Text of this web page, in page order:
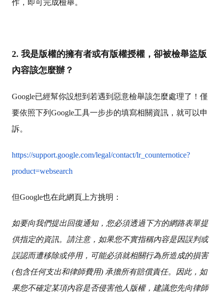
作，即可完成檢舉。
2. 我是版權的擁有者或有版權授權，卻被檢舉盜版
內容該怎麼辦？
Google已經幫你設想到若遇到惡意檢舉該怎麼處理了！僅
要依照下列Google工具一步步的填寫相關資訊，就可以申
訴。
https://support.google.com/legal/contact/lr_counternotice?
product=websearch
但Google也在此網頁上方挑明：
如要向我們提出回復通知，您必須透過下方的網路表單提
供指定的資訊。請注意， 如果您不實指稱內容是因誤判或
誤認而遭移除或停用，可能必須就相關行為所造成的損害
(包含任何支出和律師費用) 承擔所有賠償責任。因此，如
果您不確定某項內容是否侵害他人版權，建議您先向律師